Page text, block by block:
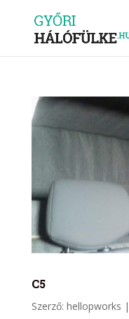
C5
Szerző: hellopworks |